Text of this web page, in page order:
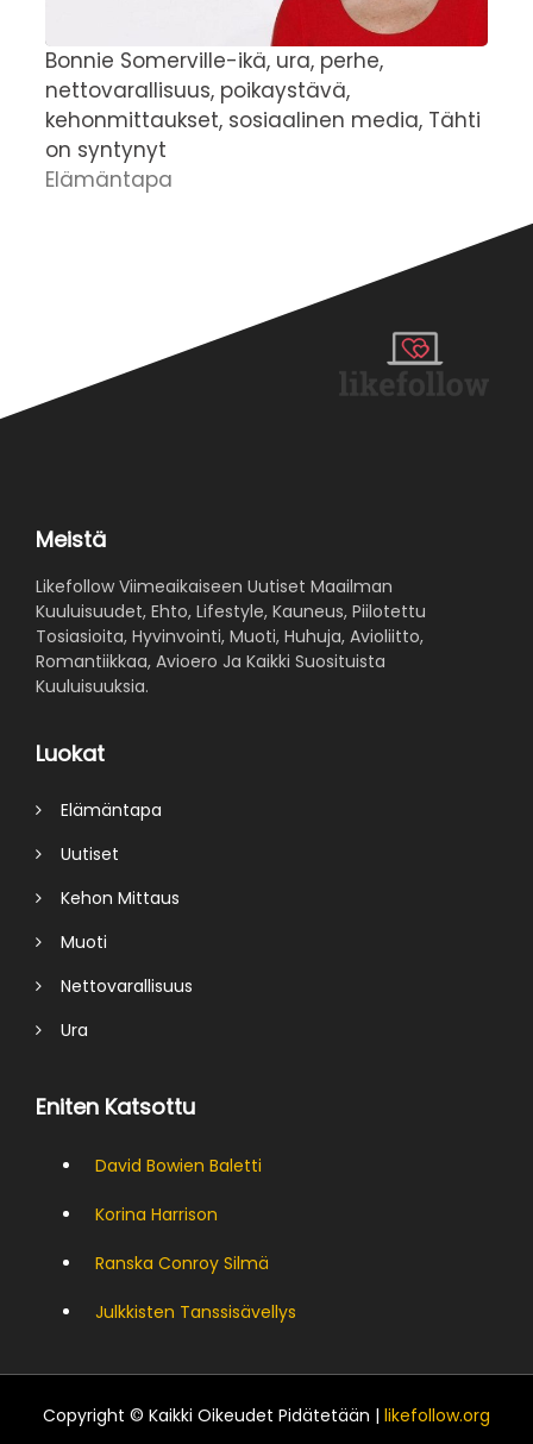
Bonnie Somerville-ikä, ura, perhe,
nettovarallisuus, poikaystävä,
kehonmittaukset, sosiaalinen media, Tähti
on syntynyt
Elämäntapa
Meistä
Likefollow Viimeaikaiseen Uutiset Maailman
Kuuluisuudet, Ehto, Lifestyle, Kauneus, Piilotettu
Tosiasioita, Hyvinvointi, Muoti, Huhuja, Avioliitto,
Romantiikkaa, Avioero Ja Kaikki Suosituista
Kuuluisuuksia.
Luokat
Elämäntapa
Uutiset
Kehon Mittaus
Muoti
Nettovarallisuus
Ura
Eniten Katsottu
David Bowien Baletti
Korina Harrison
Ranska Conroy Silmä
Julkkisten Tanssisävellys
Copyright © Kaikki Oikeudet Pidätetään | likefollow.org